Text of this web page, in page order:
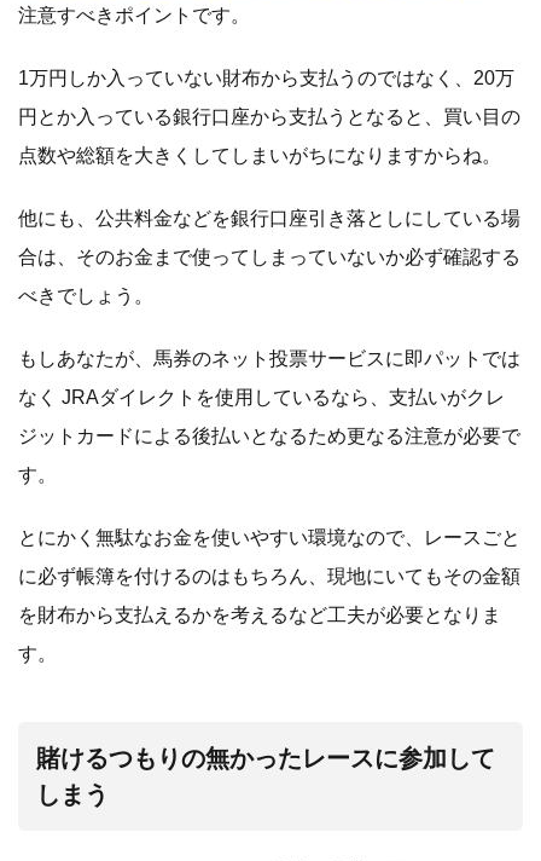
注意すべきポイントです。
1万円しか入っていない財布から支払うのではなく、20万
円とか入っている銀行口座から支払うとなると、買い目の
点数や総額を大きくしてしまいがちになりますからね。
他にも、公共料金などを銀行口座引き落としにしている場
合は、そのお金まで使ってしまっていないか必ず確認する
べきでしょう。
もしあなたが、馬券のネット投票サービスに即パットでは
なく JRAダイレクトを使用しているなら、支払いがクレ
ジットカードによる後払いとなるため更なる注意が必要で
す。
とにかく無駄なお金を使いやすい環境なので、レースごと
に必ず帳簿を付けるのはもちろん、現地にいてもその金額
を財布から支払えるかを考えるなど工夫が必要となりま
す。
賭けるつもりの無かったレースに参加して
しまう